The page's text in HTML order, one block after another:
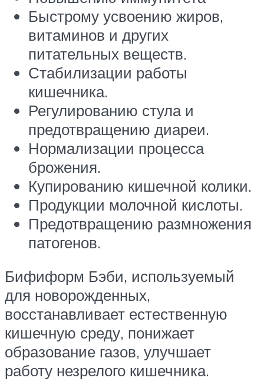
Быстрому усвоению жиров,
витаминов и других
питательных веществ.
Стабилизации работы
кишечника.
Регулированию стула и
предотвращению диареи.
Нормализации процесса
брожения.
Купированию кишечной колики.
Продукции молочной кислоты.
Предотвращению размножения
патогенов.
Бифиформ Бэби, используемый
для новорожденных,
восстанавливает естественную
кишечную среду, понижает
образование газов, улучшает
работу незрелого кишечника.